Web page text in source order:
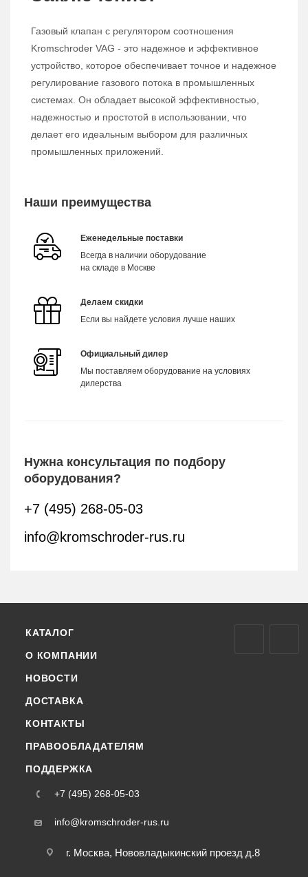
Газовый клапан с регулятором соотношения
Kromschroder VAG - это надежное и эффективное
устройство, которое обеспечивает точное и надежное
регулирование газового потока в промышленных
системах. Он обладает высокой эффективностью,
надежностью и простотой в использовании, что
делает его идеальным выбором для различных
промышленных приложений.
Наши преимущества
Еженедельные поставки
Всегда в наличии оборудование
на складе в Москве
Делаем скидки
Если вы найдете условия лучше наших
Официальный дилер
Мы поставляем оборудование на условиях
дилерства
Нужна консультация по подбору
оборудования?
+7 (495) 268-05-03
info@kromschroder-rus.ru
КАТАЛОГ
О КОМПАНИИ
НОВОСТИ
ДОСТАВКА
КОНТАКТЫ
ПРАВООБЛАДАТЕЛЯМ
ПОДДЕРЖКА
+7 (495) 268-05-03
info@kromschroder-rus.ru
г. Москва, Нововладыкинский проезд д.8